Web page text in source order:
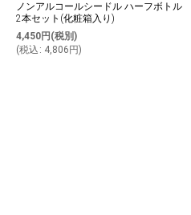
ノンアルコールシードル ハーフボトル
2本セット(化粧箱入り)
4,450円 (税別)
(税込 : 4,806 円)